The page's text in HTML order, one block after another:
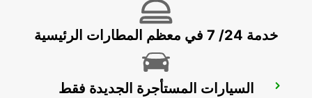
KUUSAMO CITY
خدمة 24/ 7 في معظم المطارات الرئيسية
السيارات المستأجرة الجديدة فقط